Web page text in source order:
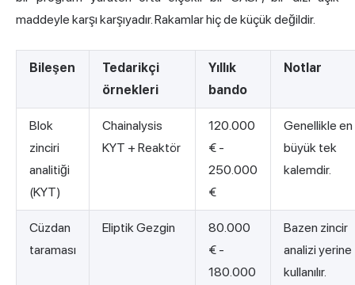
maddeyle karşı karşıyadır. Rakamlar hiç de küçük değildir.
Bileşen
Tedarikçi
örnekleri
Yıllık
bando
Notlar
Blok
zinciri
analitiği
(KYT)
Chainalysis
KYT + Reaktör
120.000
€ -
250.000
€
Genellikle en
büyük tek
kalemdir.
Cüzdan
taraması
Eliptik Gezgin
80.000
€ -
180.000
Bazen zincir
analizi yerine
kullanılır.